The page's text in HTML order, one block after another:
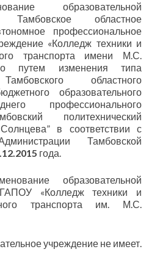
образовательной
областное
профессиональное
«Колледж техники и
транспорта имени М.С.
путем изменения типа
областного
образовательного
профессионального
политехнический
в соответствии с
Тамбовской
года.
образовательной
«Колледж техники и
транспорта им. М.С.
учреждение не имеет.